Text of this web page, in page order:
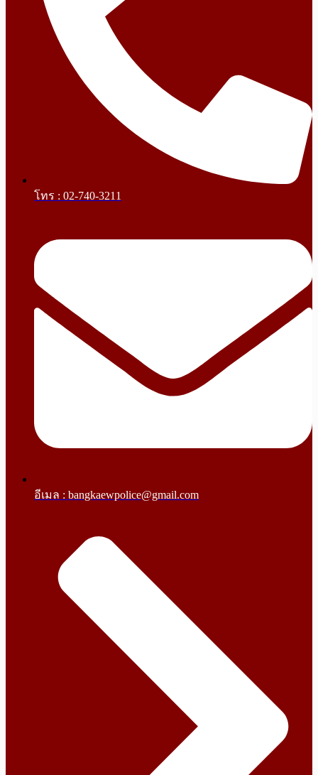
โทร : 02-740-3211
อีเมล : bangkaewpolice@gmail.com